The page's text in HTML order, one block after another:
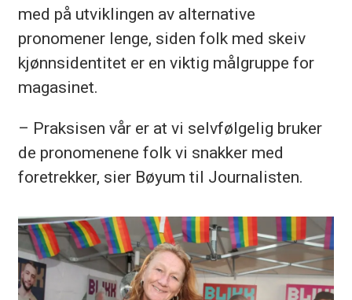
med på utviklingen av alternative
pronomener lenge, siden folk med skeiv
kjønnsidentitet er en viktig målgruppe for
magasinet.
– Praksisen vår er at vi selvfølgelig bruker
de pronomenene folk vi snakker med
foretrekker, sier Bøyum til Journalisten.